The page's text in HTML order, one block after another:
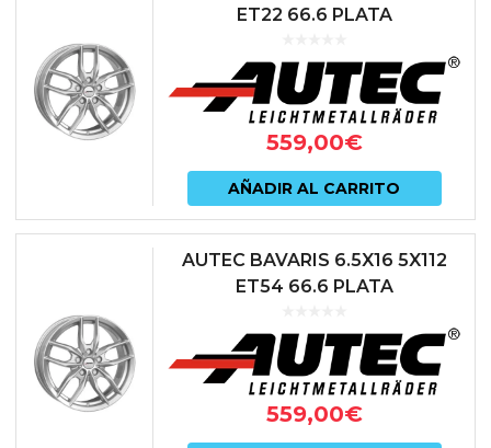
ET22 66.6 PLATA
559,00€
AÑADIR AL CARRITO
AUTEC BAVARIS 6.5X16 5X112
ET54 66.6 PLATA
559,00€